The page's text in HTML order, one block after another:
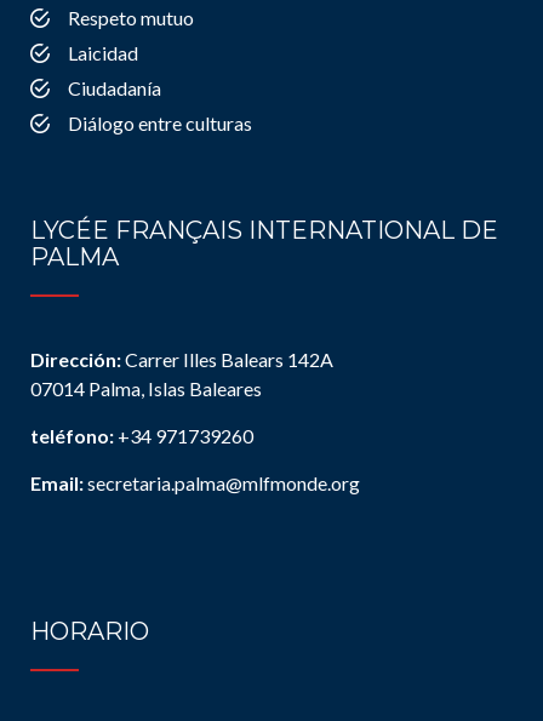
Respeto mutuo
Laicidad
Ciudadanía
Diálogo entre culturas
LYCÉE FRANÇAIS INTERNATIONAL DE
PALMA
Dirección:Carrer Illes Balears 142A
07014 Palma, Islas Baleares
teléfono: +34 971739260
Email:secretaria.palma@mlfmonde.org
HORARIO